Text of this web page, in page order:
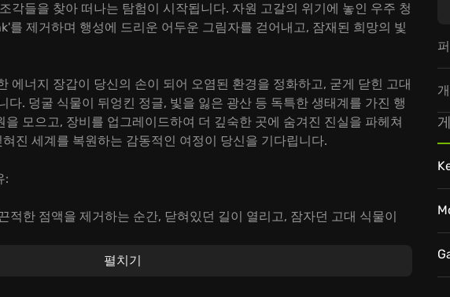
각들을 찾아 떠나는 탐험이 시작됩니다. 자원 고갈의 위기에 놓인 우주 청
를 제거하며 행성에 드리운 어두운 그림자를 걷어내고, 잠재된 희망의 빛
에너지 장갑이 당신의 손이 되어 오염된 환경을 정화하고, 굳게 닫힌 고대
다. 덩굴 식물이 뒤엉킨 정글, 빛을 잃은 광산 등 독특한 생태계를 가진 행
모으고, 장비를 업그레이드하여 더 깊숙한 곳에 숨겨진 진실을 파헤쳐
진 세계를 복원하는 감동적인 여정이 당신을 기다립니다.
:
적한 점액을 제거하는 순간, 닫혀있던 길이 열리고, 잠자던 고대 식물이
기이한 장치들이 숨겨진 이야기를 들려줍니다. 퍼즐을 풀고 수수께끼를
펼치기